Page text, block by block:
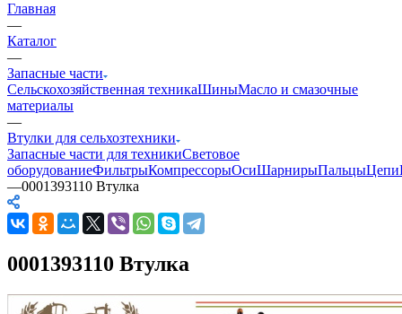
Главная
—
Каталог
—
Запасные части
Сельскохозяйственная техникаШиныМасло и смазочные
материалы
—
Втулки для сельхозтехники
Запасные части для техникиСветовое
оборудованиеФильтрыКомпрессорыОсиШарнирыПальцыЦепи
—0001393110 Втулка
0001393110 Втулка